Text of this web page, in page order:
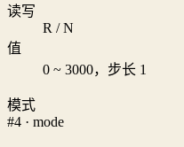
读写
R / N
值
0 ~ 3000，步长 1
模式
#4 · mode